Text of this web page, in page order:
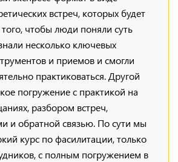
встреч, которых будет
чтобы люди поняли суть
несколько ключевых
и приемов и смогли
практиковаться. Другой
погружение с практикой на
разбором встреч,
и обратной связью. По сути мы
курс по фасилитации, только
с полным погружением в